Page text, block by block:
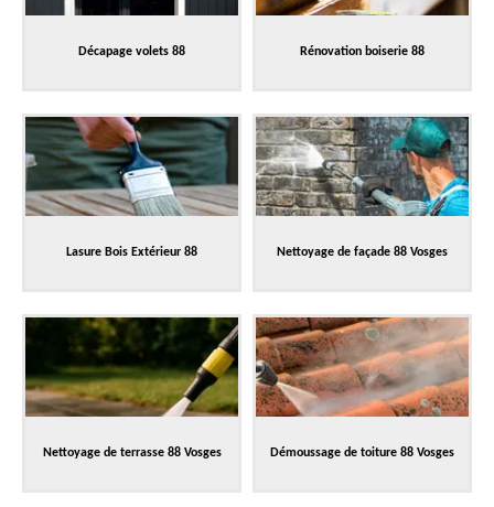
Décapage volets 88 Rénovation boiserie 88
Lasure Bois Extérieur 88 Nettoyage de façade 88 Vosges
Nettoyage de terrasse 88 Vosges Démoussage de toiture 88 Vosges